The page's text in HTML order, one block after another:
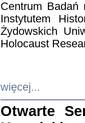
Centrum Badań
Instytutem
Żydowskich
Holocaust
więcej...
Otwarte